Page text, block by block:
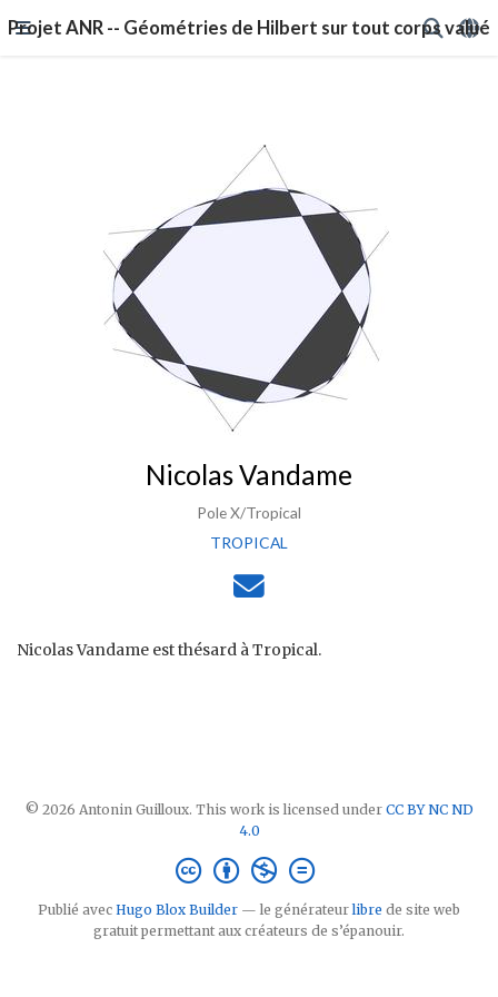
Projet ANR -- Géométries de Hilbert sur tout corps valué
Nicolas Vandame
Pole X/Tropical
TROPICAL
Nicolas Vandame est thésard à Tropical.
© 2026 Antonin Guilloux. This work is licensed under CC BY NC ND
4.0
Publié avec Hugo Blox Builder — le générateurlibre de site web
gratuit permettant aux créateurs de s’épanouir.